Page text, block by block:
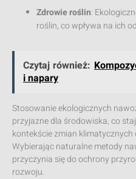
Zdrowie roślin:
roślin, co wpływa na ich
Czytaj również:
i napary
Stosowanie ekologicznych
przyjazne dla środowiska, co
kontekście zmian klimatycznych
Wybierając naturalne metody
przyczynia się do ochrony
rozwoju.